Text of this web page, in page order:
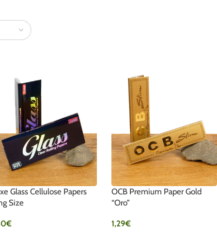
Glass Cellulose Papers
Size
€
OCB Premium Paper Gold
“Oro”
1,29€